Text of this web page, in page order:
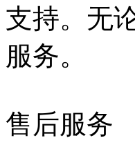
支持。无
服务。
售后服务